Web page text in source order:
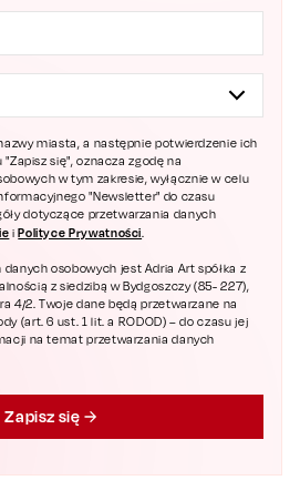
miasta, a następnie potwierdzenie ich
się", oznacza zgodę na
w tym zakresie, wyłącznie w celu
"Newsletter" do czasu
dotyczące przetwarzania danych
i Polityce Prywatności.
osobowych jest Adria Art spółka z
z siedzibą w Bydgoszczy (85- 227),
4/2. Twoje dane będą przetwarzane na
(art. 6 ust. 1 lit. a RODOD) – do czasu jej
na temat przetwarzania danych
Zapisz się